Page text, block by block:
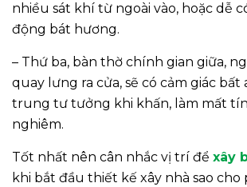
nhiều sát khí từ ngoài vào, hoặc dễ
động bát hương.
– Thứ ba, bàn thờ chính gian giữa,
quay lưng ra cửa, sẽ có cảm giác bất
trung tư tưởng khi khấn, làm mất
nghiêm.
Tốt nhất nên cân nhắc vị trí để xây
khi bắt đầu thiết kế xây nhà sao cho